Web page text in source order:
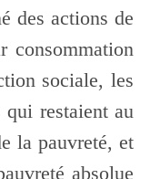
des actions de
consommation
sociale, les
restaient au
la pauvreté, et
absolue